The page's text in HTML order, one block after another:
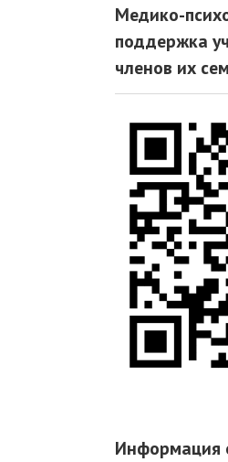
Медико-
поддержка
членов их
Информация